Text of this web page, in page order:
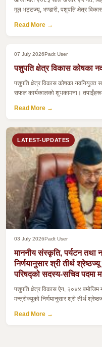
मूल भट्टज्यू, भण्डारी, पशुपति क्षेत्र
Read More →
07 July 2026Padt User
पशुपति क्षेत्र विकास कोषका
पशुपति क्षेत्र विकास कोषका नवनियुक्त
सफल कार्यकालको शुभकामना।
Read More →
LATEST-UPDATES
03 July 2026Padt User
माननीय संस्कृति, पर्यटन तथा
निर्णयानुसार श्री तीर्थ
परिषद्को सदस्य-सचिव पदमा
पशुपति क्षेत्र विकास ऐन, २०४४
मन्त्रीज्यूको निर्णयानुसार श्री तीर्थ
Read More →